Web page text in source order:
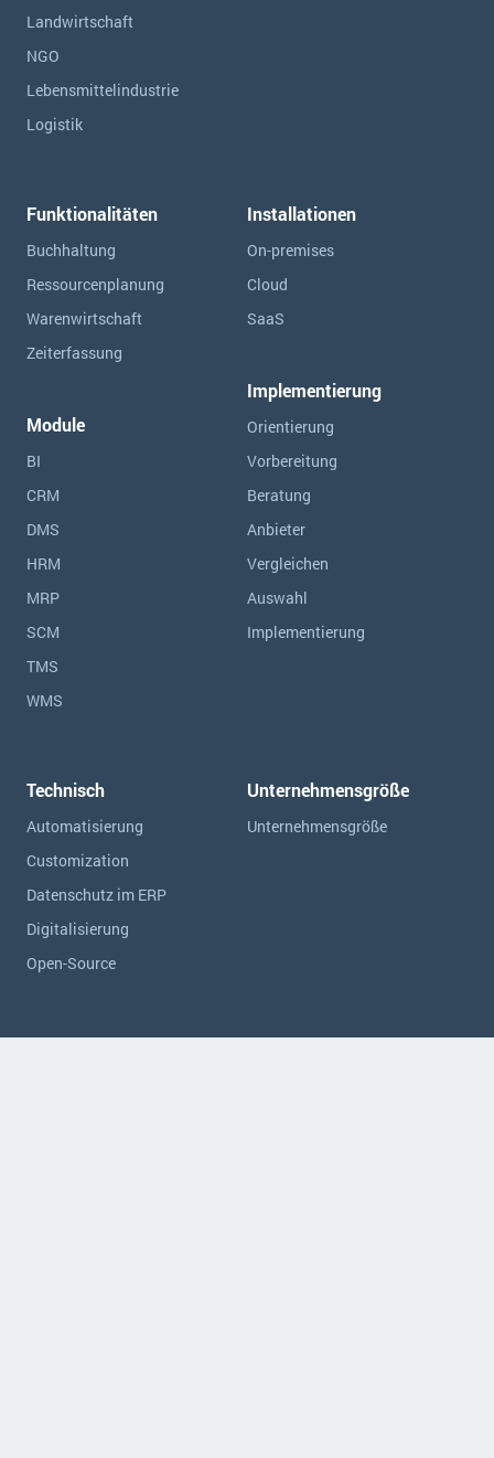
Landwirtschaft
NGO
Lebensmittelindustrie
Logistik
Funktionalitäten
Buchhaltung
Ressourcen­planung
Warenwirtschaft
Zeiterfassung
Module
BI
CRM
DMS
HRM
MRP
SCM
TMS
WMS
Installationen
On-premises
Cloud
SaaS
Implementierung
Orientierung
Vorbereitung
Beratung
Anbieter
Vergleichen
Auswahl
Implementierung
Technisch
Automatisierung
Customization
Datenschutz im ERP
Digitalisierung
Open-Source
Unternehmensgröße
Unternehmensgröße